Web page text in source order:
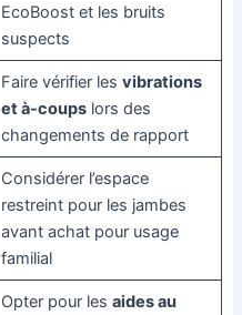
EcoBoost et les bruits
suspects
Faire vérifier lesvibrations
et à-coups lors des
changements de rapport
Considérer l’espace
restreint pour les jambes
avant achat pour usage
familial
Opter pour lesaides au